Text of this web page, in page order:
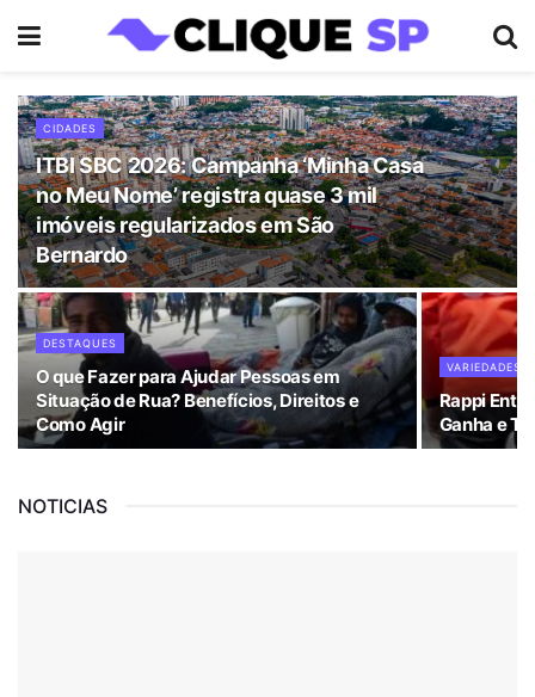
CIDADES
ITBI SBC 2026: Campanha ‘Minha Casa
no Meu Nome’ registra quase 3 mil
imóveis regularizados em São
Bernardo
DESTAQUES
O que Fazer para Ajudar Pessoas em
Situação de Rua? Benefícios, Direitos e
Como Agir
VARIEDADES
Rappi
Ganha e
NOTICIAS